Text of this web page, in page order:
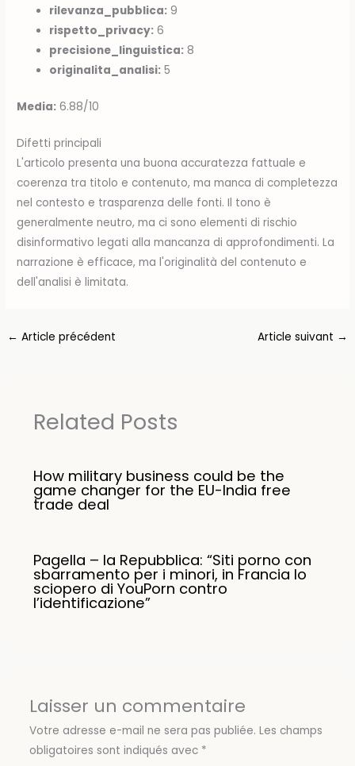
rilevanza_pubblica: 9
rispetto_privacy: 6
precisione_linguistica: 8
originalita_analisi: 5
Media: 6.88/10
Difetti principali
L'articolo presenta una buona accuratezza fattuale e
coerenza tra titolo e contenuto, ma manca di completezza
nel contesto e trasparenza delle fonti. Il tono è
generalmente neutro, ma ci sono elementi di rischio
disinformativo legati alla mancanza di approfondimenti. La
narrazione è efficace, ma l'originalità del contenuto e
dell'analisi è limitata.
← Article précédent Article suivant →
Related Posts
How military business could be the
game changer for the EU-India free
trade deal
Pagella – la Repubblica: “Siti porno con
sbarramento per i minori, in Francia lo
sciopero di YouPorn contro
l’identificazione”
Laisser un commentaire
Votre adresse e-mail ne sera pas publiée. Les champs
obligatoires sont indiqués avec *